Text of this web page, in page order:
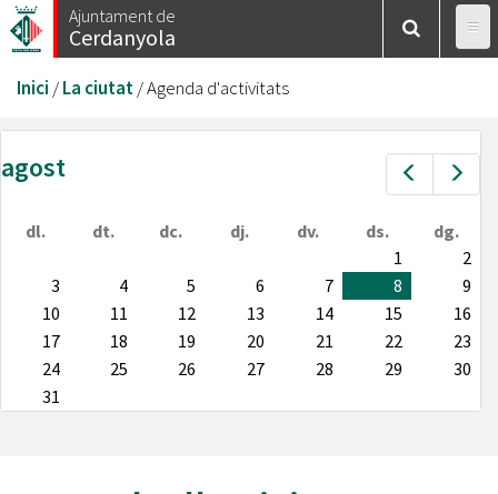
Vés
al
Ajuntament de
Cerdanyola
Esteu
aquí
Inici /La ciutat/Agenda d'activitats
Prev
agost
dl. dt. dc. dj. dv. ds.
dg.
1
2
3
4 5 6 7 8
9
10
11 12 13 14 15
16
17
18 19 20 21 22
23
24
25 26 27 28 29
30
31